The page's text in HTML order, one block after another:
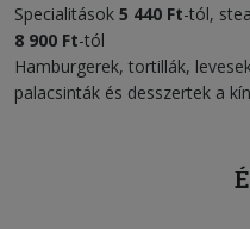
Specialitások 5 440 Ft-tól,
8 900 Ft-tól
Hamburgerek, tortillák,
palacsinták és desszertek a